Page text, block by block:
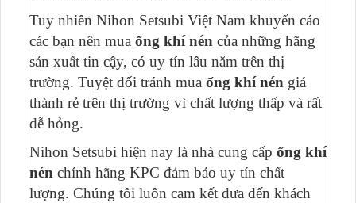
Tuy nhiên Nihon Setsubi Việt Nam khuyến cáo
các bạn nên mua ống khí nén của những hãng
sản xuất tin cậy, có uy tín lâu năm trên thị
trường. Tuyệt đối tránh mua ống khí nén giá
thành rẻ trên thị trường vì chất lượng thấp và rất
dễ hỏng.
Nihon Setsubi hiện nay là nhà cung cấp ống khí
nén chính hãng KPC đảm bảo uy tín chất
lượng. Chúng tôi luôn cam kết đưa đến khách